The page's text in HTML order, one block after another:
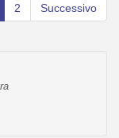
2 Successivo